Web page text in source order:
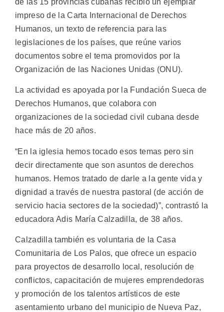
impreso de la Carta Internacional de Derechos
Humanos, un texto de referencia para las
legislaciones de los países, que reúne varios
documentos sobre el tema promovidos por la
Organización de las Naciones Unidas (ONU).
La actividad es apoyada por la Fundación Sueca de
Derechos Humanos, que colabora con
organizaciones de la sociedad civil cubana desde
hace más de 20 años.
“En la iglesia hemos tocado esos temas pero sin
decir directamente que son asuntos de derechos
humanos. Hemos tratado de darle a la gente vida y
dignidad a través de nuestra pastoral (de acción de
servicio hacia sectores de la sociedad)”, contrastó la
educadora Adis María Calzadilla, de 38 años.
Calzadilla también es voluntaria de la Casa
Comunitaria de Los Palos, que ofrece un espacio
para proyectos de desarrollo local, resolución de
conflictos, capacitación de mujeres emprendedoras
y promoción de los talentos artísticos de este
asentamiento urbano del municipio de Nueva Paz,